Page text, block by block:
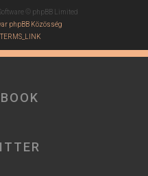
© phpBB Limited
phpBB Közösség
TERMS_LINK